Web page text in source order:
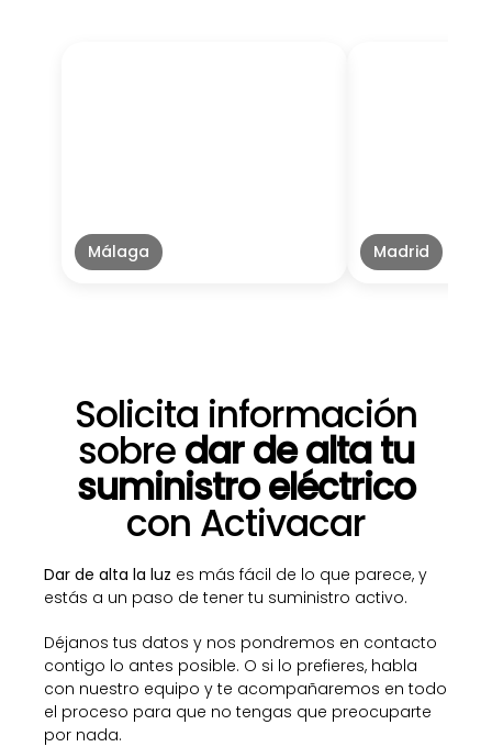
Málaga Madrid
Solicita información
sobredar de alta tu
suministro eléctrico
con Activacar
Dar de alta la luz es más fácil de lo que parece, y
estás a un paso de tener tu suministro activo.
Déjanos tus datos y nos pondremos en contacto
contigo lo antes posible. O si lo prefieres, habla
con nuestro equipo y te acompañaremos en todo
el proceso para que no tengas que preocuparte
por nada.